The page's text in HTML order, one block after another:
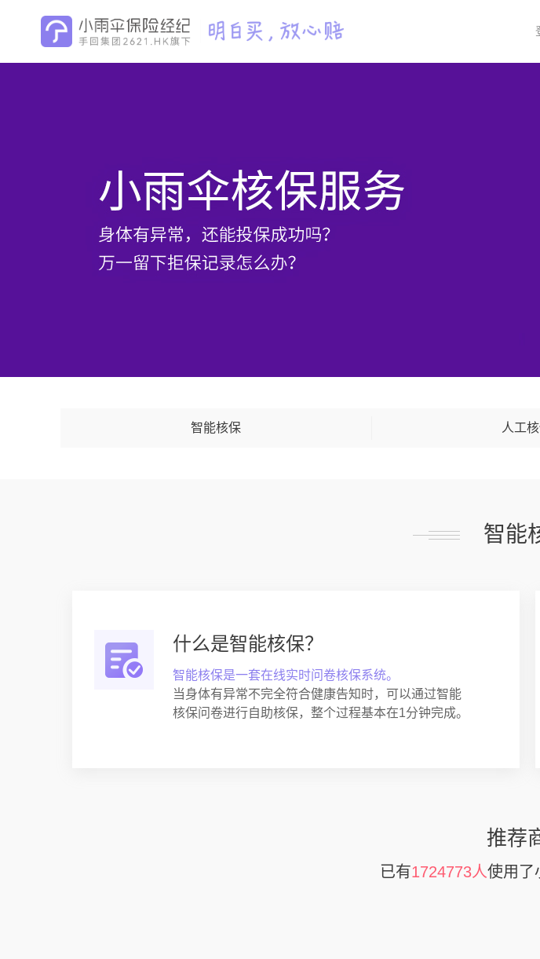
智能核保 人工
智能
什么是智能核保？
智能核保是一套在线实时问卷核保系统。
当身体有异常不完全符合健康告知时，可以通过智能
核保问卷进行自助核保，整个过程基本在1分钟完成。
推荐
已有1724773人使用了